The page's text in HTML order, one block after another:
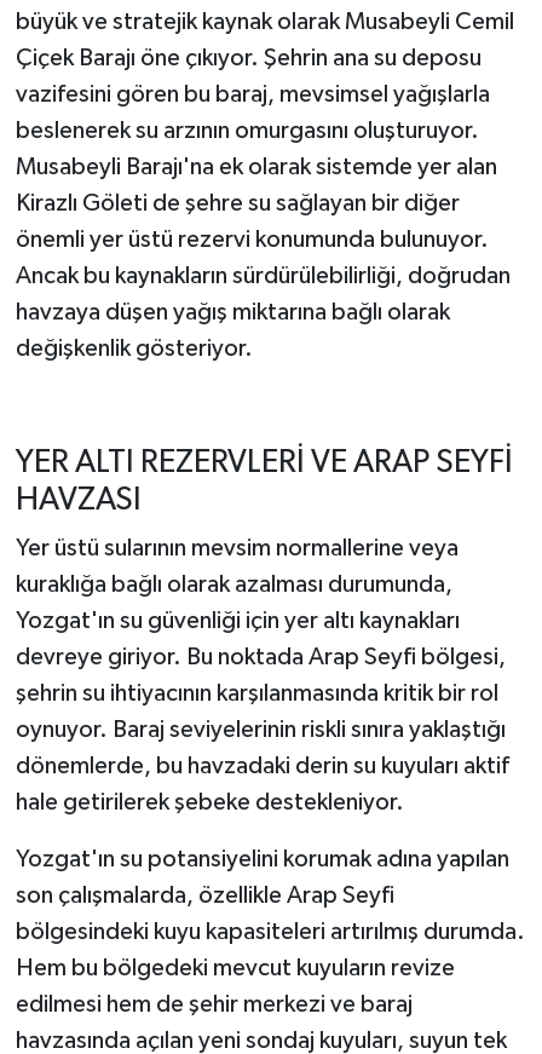
büyük ve stratejik kaynak olarak Musabeyli Cemil
Çiçek Barajı öne çıkıyor. Şehrin ana su deposu
vazifesini gören bu baraj, mevsimsel yağışlarla
beslenerek su arzının omurgasını oluşturuyor.
Musabeyli Barajı'na ek olarak sistemde yer alan
Kirazlı Göleti de şehre su sağlayan bir diğer
önemli yer üstü rezervi konumunda bulunuyor.
Ancak bu kaynakların sürdürülebilirliği, doğrudan
havzaya düşen yağış miktarına bağlı olarak
değişkenlik gösteriyor.
YER ALTI REZERVLERİ VE ARAP SEYFİ
HAVZASI
Yer üstü sularının mevsim normallerine veya
kuraklığa bağlı olarak azalması durumunda,
Yozgat'ın su güvenliği için yer altı kaynakları
devreye giriyor. Bu noktada Arap Seyfi bölgesi,
şehrin su ihtiyacının karşılanmasında kritik bir rol
oynuyor. Baraj seviyelerinin riskli sınıra yaklaştığı
dönemlerde, bu havzadaki derin su kuyuları aktif
hale getirilerek şebeke destekleniyor.
Yozgat'ın su potansiyelini korumak adına yapılan
son çalışmalarda, özellikle Arap Seyfi
bölgesindeki kuyu kapasiteleri artırılmış durumda.
Hem bu bölgedeki mevcut kuyuların revize
edilmesi hem de şehir merkezi ve baraj
havzasında açılan yeni sondaj kuyuları, suyun tek